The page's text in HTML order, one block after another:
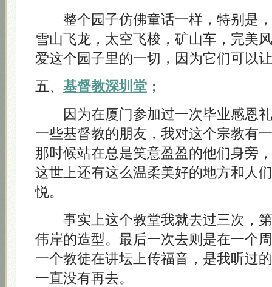
整个园子仿佛童话一样，特别是，
雪山飞龙，太空飞梭，矿山车，完
爱这个园子里的一切，因为它们可以
五、 基督教深圳堂 ；
因为在厦门参加过一次毕业感恩
一些基督教的朋友，我对这个宗教有
那时候站在总是笑意盈盈的他们身旁
这世上还有这么温柔美好的地方和人
悦。
事实上这个教堂我就去过三次，第
伟岸的造型。最后一次去则是在一个
一个教徒在讲坛上传福音，是我听过
一直没有再去。